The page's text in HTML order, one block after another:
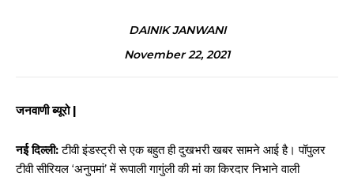
DAINIK JANWANI
November 22, 2021
जनवाणी ब्यूरो |
नई दिल्ली:टीवी इंडस्ट्री से एक बहुत ही दुखभरी खबर सामने आई है। पॉपुलर
टीवी सीरियल ‘अनुपमां’ में रूपाली गागुंली की मां का किरदार निभाने वाली